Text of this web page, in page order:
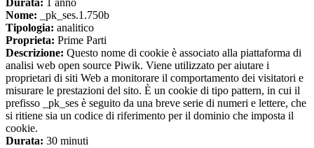
Durata: 1 anno
Nome: _pk_ses.1.750b
Tipologia: analitico
Proprieta: Prime Parti
Descrizione: Questo nome di cookie è associato alla piattaforma di
analisi web open source Piwik. Viene utilizzato per aiutare i
proprietari di siti Web a monitorare il comportamento dei visitatori e
misurare le prestazioni del sito. È un cookie di tipo pattern, in cui il
prefisso _pk_ses è seguito da una breve serie di numeri e lettere, che
si ritiene sia un codice di riferimento per il dominio che imposta il
cookie.
Durata: 30 minuti